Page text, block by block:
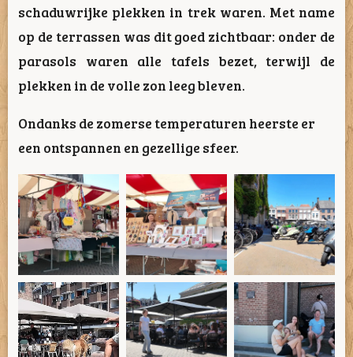
schaduwrijke plekken in trek waren. Met name
op de terrassen was dit goed zichtbaar: onder de
parasols waren alle tafels bezet, terwijl de
plekken in de volle zon leeg bleven.
Ondanks de zomerse temperaturen heerste er
een ontspannen en gezellige sfeer.